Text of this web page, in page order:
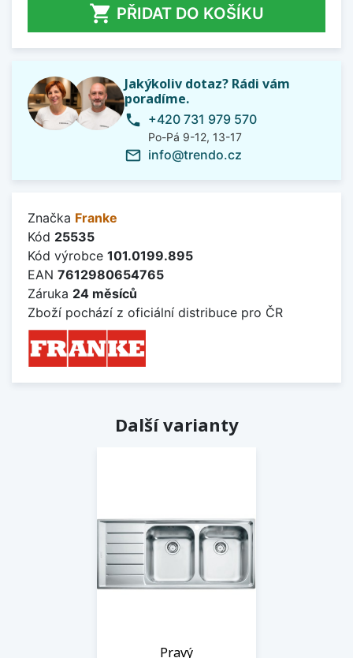
 PŘIDAT DO KOŠÍKU
Jakýkoliv dotaz? Rádi vám
poradíme.
phone +420 731 979 570
Po-Pá 9-12, 13-17
mail_outline info@trendo.cz
Značka Franke
Kód 25535
Kód výrobce 101.0199.895
EAN 7612980654765
Záruka 24 měsíců
Zboží pochází z oficiální distribuce pro ČR
Další varianty
Pravý